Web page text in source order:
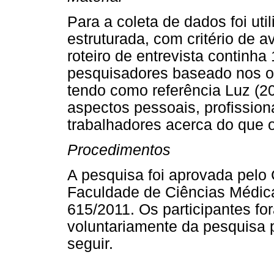
Para a coleta de dados foi
estruturada, com critério de
roteiro de entrevista
pesquisadores baseado nos
tendo como referência Luz
aspectos pessoais,
trabalhadores acerca do que
Procedimentos
A pesquisa foi aprovada
Faculdade de Ciências
615/2011. Os participantes
voluntariamente da pesquisa
seguir.